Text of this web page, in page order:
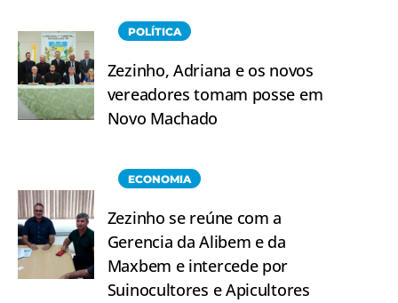
POLÍTICA
Zezinho, Adriana e os novos
vereadores tomam posse em
Novo Machado
ECONOMIA
Zezinho se reúne com a
Gerencia da Alibem e da
Maxbem e intercede por
Suinocultores e Apicultores